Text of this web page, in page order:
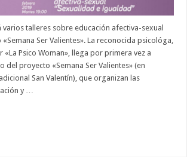
talleres sobre educación afectiva-sexual
Ser Valientes». La reconocida psicológa,
«La Psico Woman», llega por primera vez a
del proyecto «Semana Ser Valientes» (en
San Valentín), que organizan las
y …